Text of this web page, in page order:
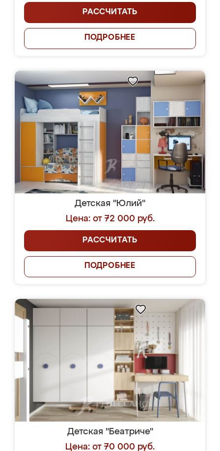
РАССЧИТАТЬ
ПОДРОБНЕЕ
Детская "Юлий"
Цена: от 72 000 руб.
РАССЧИТАТЬ
ПОДРОБНЕЕ
Детская "Беатриче"
Цена: от 70 000 руб.